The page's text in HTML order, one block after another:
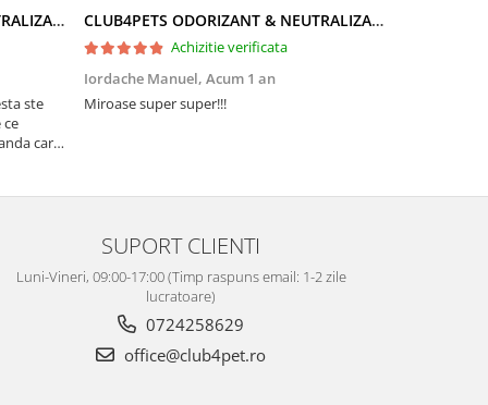
CLUB4PETS ODORIZANT & NEUTRALIZATOR DE MIROS PENTRU LITIERĂ, CU AROMĂ DE LAVANDĂ, 500g
ste
care
CLUB4PETS ODORIZANT & NEUTRALIZATOR DE MIROS PENTRU LITIERĂ, CU AROMĂ DE FRUCTE, 500g
Achizitie verificata
Iordache Manuel, Acum 1 an
Miroase super super!!!
SUPORT CLIENTI
Luni-Vineri, 09:00-17:00 (Timp raspuns email: 1-2 zile
lucratoare)
0724258629
office@club4pet.ro